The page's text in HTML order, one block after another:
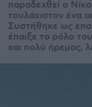
παραδεχθεί ο
τουλάχιστον ένα
Συστήθηκε ως
έπαιξε το ρόλο
και πολύ ήρεμος,